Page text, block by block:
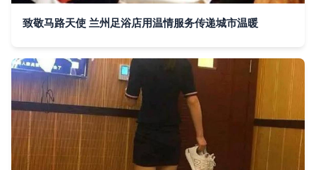
致敬马路天使 兰州足浴店用温情服务传递城市温暖